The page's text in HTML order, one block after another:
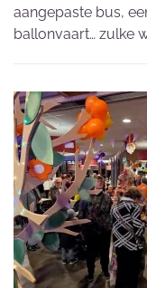
aangepaste bus,
ballonvaart… zulke